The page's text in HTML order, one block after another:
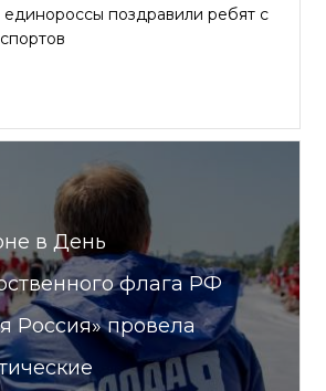
поздравили ребят с
в День
флага РФ
Россия» провела